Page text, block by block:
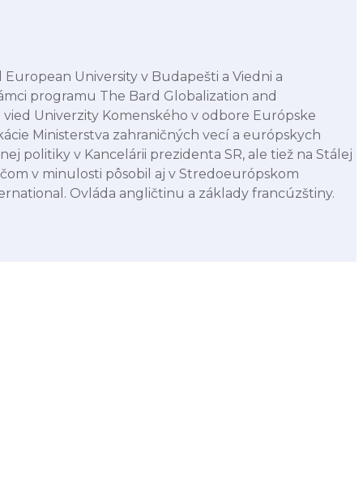
University v Budapešti a Viedni a
programu The Bard Globalization and
Univerzity Komenského v odbore Európske
Ministerstva zahraničných vecí a európskych
politiky v Kancelárii prezidenta SR, ale tiež na Stálej
v minulosti pôsobil aj v Stredoeurópskom
Ovláda angličtinu a základy francúzštiny.